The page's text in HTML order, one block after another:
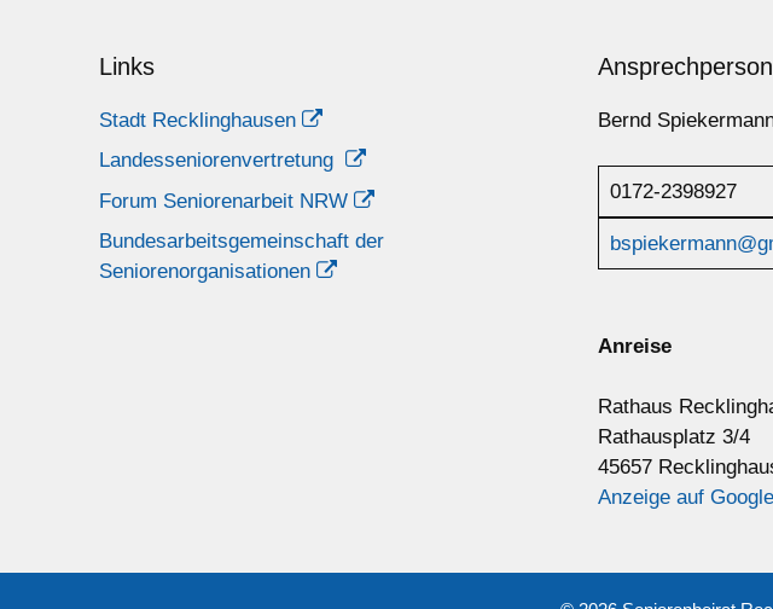
Links
Stadt Recklinghausen
Landesseniorenvertretung
Forum Seniorenarbeit NRW
Bundesarbeitsgemeinschaft der
Seniorenorganisationen
Ansprechperson
Bernd
0172-2398927
Anreise
Rathaus
Rathausplatz 3/4
45657
Anzeige auf